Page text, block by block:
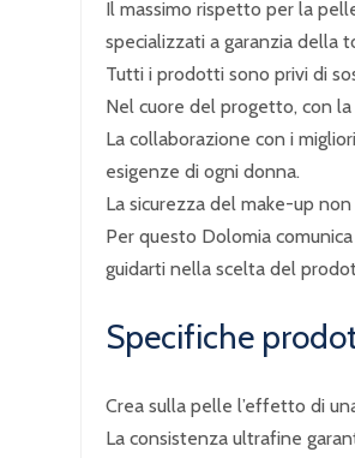
Il massimo rispetto per la
specializzati a garanzia della
Tutti i prodotti sono privi di
Nel cuore del progetto, con
La collaborazione con i
esigenze di ogni donna.
La sicurezza del make-up
Per questo Dolomia
guidarti nella scelta del
Specifiche
Crea sulla pelle l’effetto di
La consistenza ultrafine